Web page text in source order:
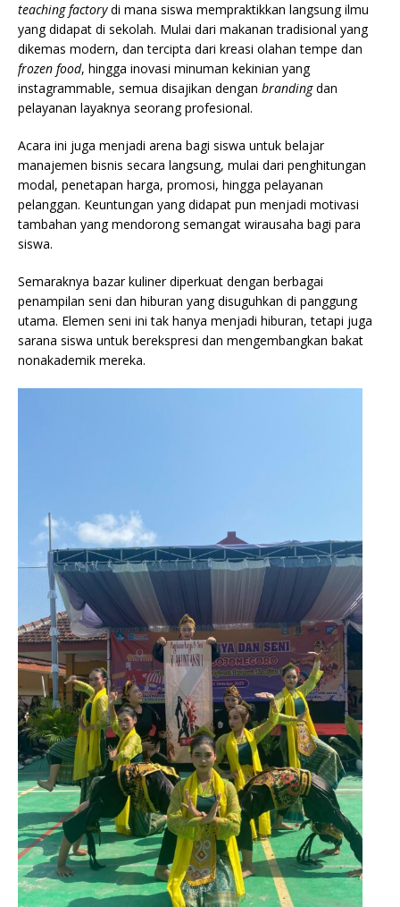
teaching factorydi mana siswa mempraktikkan langsung ilmu
yang didapat di sekolah. Mulai dari makanan tradisional yang
dikemas modern, dan tercipta dari kreasi olahan tempe dan
frozen food, hingga inovasi minuman kekinian yang
instagrammable, semua disajikan dengan brandingdan
pelayanan layaknya seorang profesional.
Acara ini juga menjadi arena bagi siswa untuk belajar
manajemen bisnis secara langsung, mulai dari penghitungan
modal, penetapan harga, promosi, hingga pelayanan
pelanggan. Keuntungan yang didapat pun menjadi motivasi
tambahan yang mendorong semangat wirausaha bagi para
siswa.
Semaraknya bazar kuliner diperkuat dengan berbagai
penampilan seni dan hiburan yang disuguhkan di panggung
utama. Elemen seni ini tak hanya menjadi hiburan, tetapi juga
sarana siswa untuk berekspresi dan mengembangkan bakat
nonakademik mereka.